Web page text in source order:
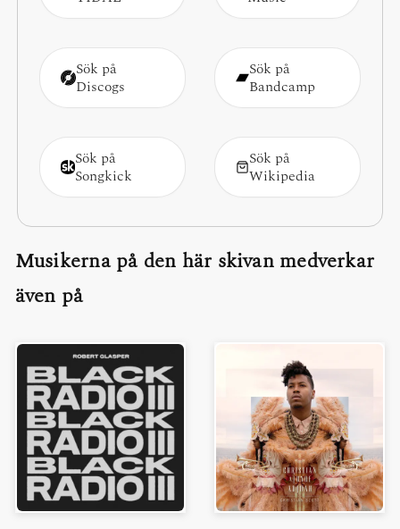
Sök på
Discogs
Sök på
Bandcamp
Sök på
Songkick
Sök på
Wikipedia
Musikerna på den här skivan medverkar
även på